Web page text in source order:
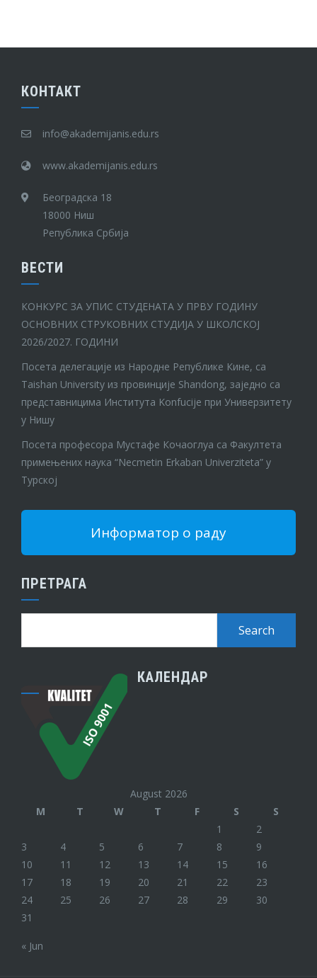
КОНТАКТ
info@akademijanis.edu.rs
www.akademijanis.edu.rs
Београдска 18
18000 Ниш
Република Србија
ВЕСТИ
КОНКУРС ЗА УПИС СТУДЕНАТА У ПРВУ ГОДИНУ
ОСНОВНИХ СТРУКОВНИХ СТУДИЈА У ШКОЛСКОЈ
2026/2027. ГОДИНИ
Посета делегације из Народне Републике Кине, са
Taishan University из провинције Shandong, заједно са
представницима Института Konfucije при Универзитету
у Нишу
Посета професора Мустафе Кочаоглуа са Факултета
примењених наука “Necmetin Erkaban Univerziteta” у
Турској
Информатор о раду
ПРЕТРАГА
КАЛЕНДАР
August 2026
M
T W T F S
S
1
2
3
4 5 6 7 8
9
10
11 12 13 14 15
16
17
18 19 20 21 22
23
24
25 26 27 28 29
30
31
« Jun